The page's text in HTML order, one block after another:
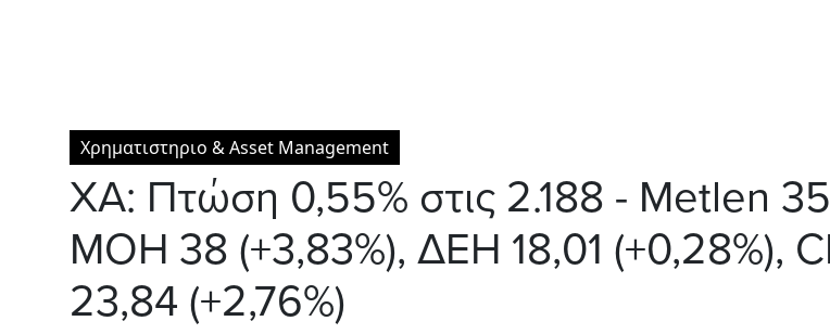
Χρηματιστηριο & Asset Management
ΧΑ: Πτώση 0,55% στις 2.188 - Metlen
MOH 38 (+3,83%), ΔΕΗ 18,01 (+0,28%),
23,84 (+2,76%)